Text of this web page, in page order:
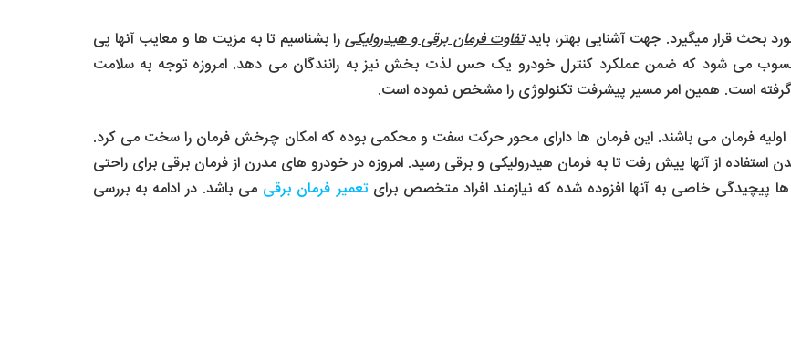
بحث قرار میگیرد. جهت آشنایی بهتر، بایدتفاوت فرمان برقی و هیدرولیکیرا بشناسیم تا به مزیت ها و معایب آنها پی
می شود که ضمن عملکرد کنترل خودرو یک حس لذت بخش نیز به رانندگان می دهد. امروزه توجه به سلامت
گرفته است. همین امر مسیر پیشرفت تکنولوژی را مشخص نموده است.
اولیه فرمان می باشند. این فرمان ها دارای محور حرکت سفت و محکمی بوده که امکان چرخش فرمان را سخت می کرد.
استفاده از آنها پیش رفت تا به فرمان هیدرولیکی و برقی رسید. امروزه در خودرو های مدرن از فرمان برقی برای راحتی
پیچیدگی خاصی به آنها افزوده شده که نیازمند افراد متخصص برایتعمیر فرمان برقی می باشد. در ادامه به بررسی